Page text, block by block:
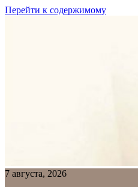
Перейти к содержимому
7 августа, 2026